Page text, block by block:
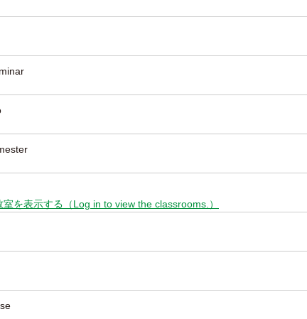
室を表示する（Log in to view the classrooms.）